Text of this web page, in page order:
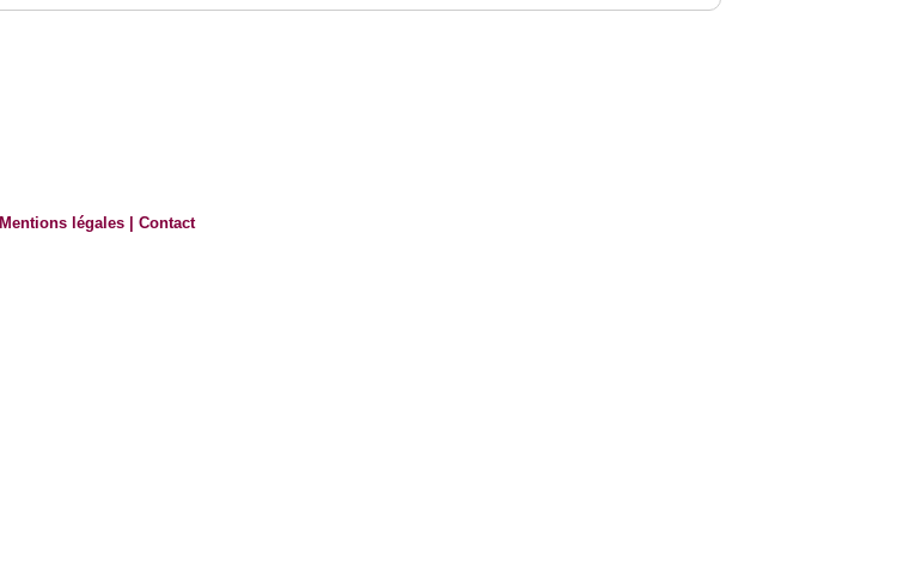
Mentions légales |Contact